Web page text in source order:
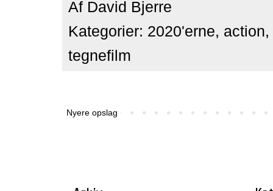
Af David Bjerre
Kategorier: 2020'erne, action,
tegnefilm
Nyere opslag